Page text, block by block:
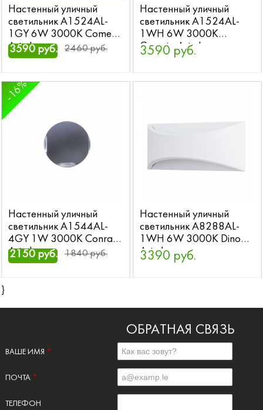
Настенный уличный
светильник A1524AL-
1GY 6W 3000K Cometa
Arte Lamp
3590 руб. 2460 руб.
Настенный уличный
светильник A1524AL-
1WH 6W 3000K
Cometa Arte Lamp
3590 руб.
Настенный уличный
светильник A1544AL-
4GY 1W 3000K Conrad
Arte Lamp
-16%
2150 руб. 1840 руб.
Настенный уличный
светильник A8288AL-
1WH 6W 3000K Dino
Arte Lamp
3390 руб.
}
ОБРАТНАЯ СВЯЗЬ
ВАШЕ ИМЯ *
ПОЧТА *
ТЕЛЕФОН